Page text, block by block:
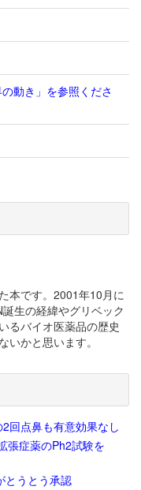
動き」を参照くださ
本です。2001年10月に
生の経緯やグリベック
るバイオ医薬品の歴史
いかと思います。
回点鼻も有意効果なし
張症薬のPh2試験を
とうとう承認